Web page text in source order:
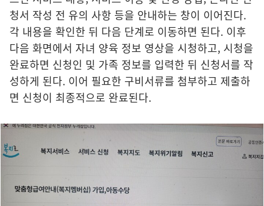
청서 작성 전 유의 사항 등을 안내하는 창이 이어진다.
각 내용을 확인한 뒤 다음 단계로 이동하면 된다. 이후
다음 화면에서 자녀 양육 정보 영상을 시청하고, 시청을
완료하면 신청인 및 가족 정보를 입력한 뒤 신청서를 작
성하게 된다. 이어 필요한 구비서류를 첨부하고 제출하
면 신청이 최종적으로 완료된다.